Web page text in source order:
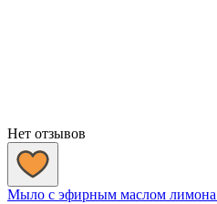
Нет отзывов
Мыло с эфирным маслом лимона